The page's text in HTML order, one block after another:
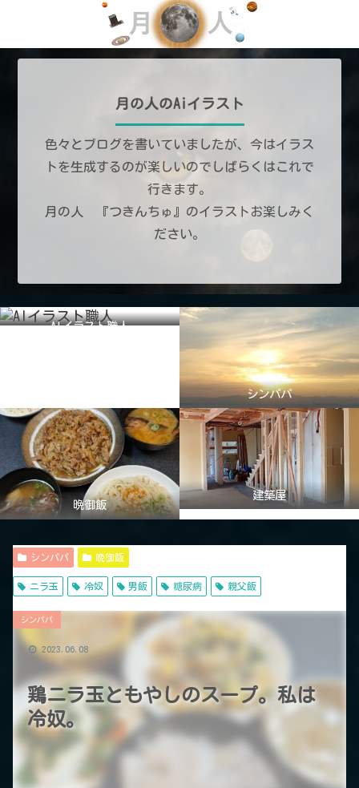
月の人のAiイラスト
色々とブログを書いていましたが、今はイラス
トを生成するのが楽しいのでしばらくはこれで
行きます。
月の人 『つきんちゅ』のイラストお楽しみく
ださい。
AIイラスト職人
シンパパ
晩御飯
建築屋
シンパパ 晩御飯
ニラ玉 冷奴 男飯 糖尿病 親父飯
鶏ニラ玉ともやしのスープ。私は
冷奴。
シンパパ
2023.06.08